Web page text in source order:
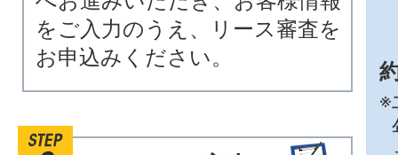
をご入力のうえ、リース審査を
お申込みください。
※